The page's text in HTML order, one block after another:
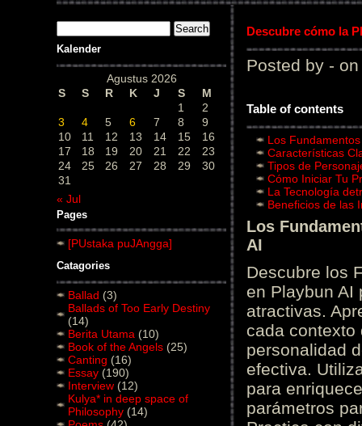
Kalender
Agustus 2026
S
S R K J S
M
1
2
3
4 5 6 7 8
9
10
11 12 13 14 15
16
17
18 19 20 21 22
23
24
25 26 27 28 29
30
31
« Jul
Pages
[PUstaka puJAngga]
Catagories
Ballad (3)
Ballads of Too Early Destiny
(14)
Berita Utama (10)
Book of the Angels (25)
Canting (16)
Essay (190)
Interview (12)
Kulya* in deep space of
Philosophy (14)
Descubre cómo la
Posted by - on
Table of contents
Los
Características
Tipos de
Cómo Iniciar Tu
La Tecnología
Beneficios de las
Los
AI
Descubre los
en Playbun AI
atractivas.
cada contexto
personalidad
efectiva.
para
parámetros